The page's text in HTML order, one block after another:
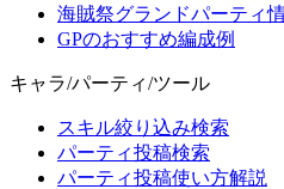
海賊祭グランドパーティ
GPのおすすめ編成例
キャラ/パーティ/ツール
スキル絞り込み検索
パーティ投稿検索
パーティ投稿使い方解説